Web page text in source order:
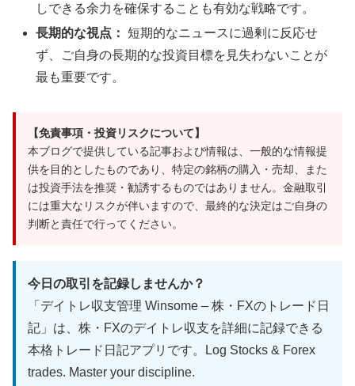
しできる余力を確保することも有効な戦略です。
長期的な視点： 短期的なニュースに過剰に反応せ
ず、ご自身の長期的な投資目標を見失わないことが
最も重要です。
【免責事項・投資リスクについて】
本ブログで提供している記事および情報は、一般的な情報提
供を目的としたものであり、特定の銘柄の購入・売却、また
は投資手法を推奨・勧誘するものではありません。金融取引
には重大なリスクが伴いますので、最終的な決定はご自身の
判断と責任で行ってください。
今日の取引を記録しませんか？
「デイトレ収支管理 Winsome – 株・FXのトレード日
記」は、株・FXのデイトレ収支を詳細に記録できる
本格トレード日記アプリです。Log Stocks & Forex
trades. Master your discipline.